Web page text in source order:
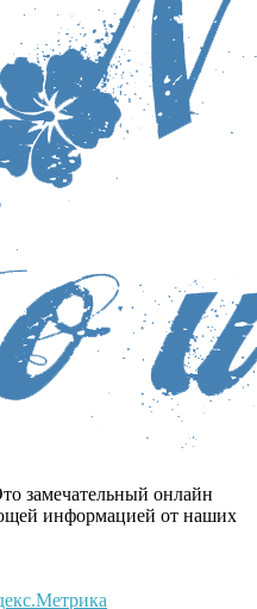
замечательный онлайн
информацией от наших